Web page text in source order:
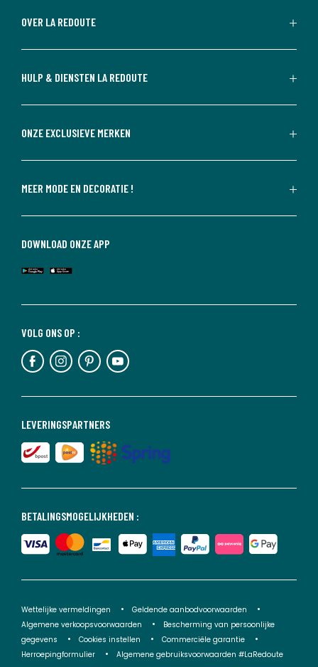
OVER LA REDOUTE
HULP & DIENSTEN LA REDOUTE
ONZE EXCLUSIEVE MERKEN
MEER MODE EN DECORATIE !
BETALINGSMOGELIJKHEDEN :
LEVERINGSPARTNERS
VOLG ONS OP :
DOWNLOAD ONZE APP
Wettelijke vermeldingen
Geldende aanbodvoorwaarden
Algemene verkoopsvoorwaarden
Bescherming van persoonlijke
gegevens
Cookies instellen
Commerciële garantie
Herroepingformulier
Algemene gebruiksvoorwaarden #LaRedoute